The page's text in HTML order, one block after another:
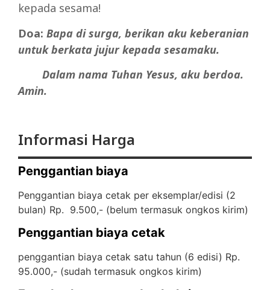
kepada sesama!
Doa: Bapa di surga, berikan aku keberanian
untuk berkata jujur kepada sesamaku.
Dalam nama Tuhan Yesus, aku berdoa.
Amin.
Informasi Harga
Penggantian biaya
Penggantian biaya cetak per eksemplar/edisi (2
bulan) Rp. 9.500,- (belum termasuk ongkos kirim)
Penggantian biaya cetak
penggantian biaya cetak satu tahun (6 edisi) Rp.
95.000,- (sudah termasuk ongkos kirim)